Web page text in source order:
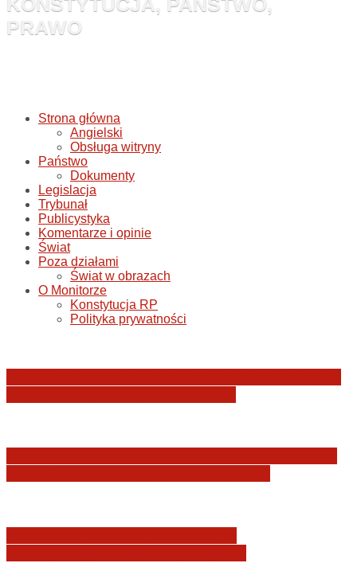
PRAWO
Strona główna
Angielski
Obsługa witryny
Państwo
Dokumenty
Legislacja
Trybunał
Publicystyka
Komentarze i opinie
Świat
Poza działami
Świat w obrazach
O Monitorze
Konstytucja RP
Polityka prywatności